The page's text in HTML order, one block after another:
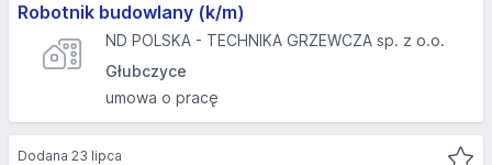
Robotnik budowlany (k/m)
ND POLSKA - TECHNIKA GRZEWCZA sp. z o.o.
Głubczyce
umowa o pracę
Dodana 23 lipca